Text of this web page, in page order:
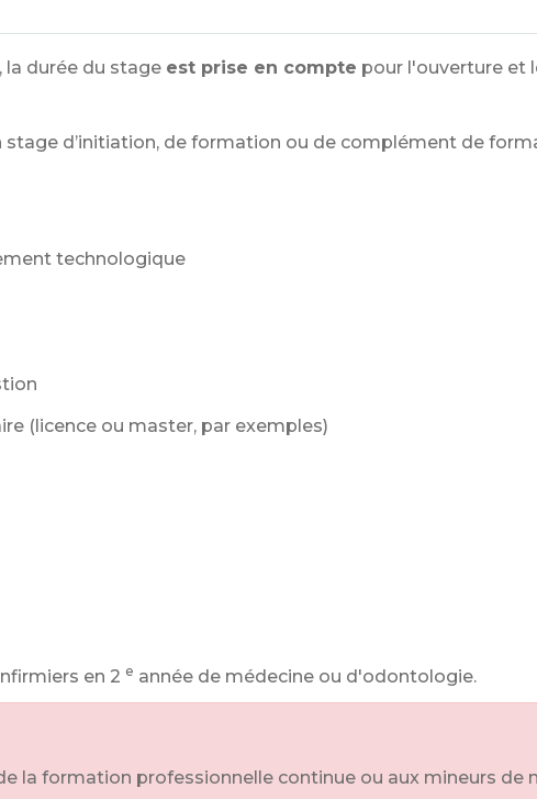
la durée du stage est prise en compte pour l'ouverture et
d’initiation, de formation ou de complément de
technologique
(licence ou master, par exemples)
en 2 e année de médecine ou d'odontologie.
la formation professionnelle continue ou aux mineurs de